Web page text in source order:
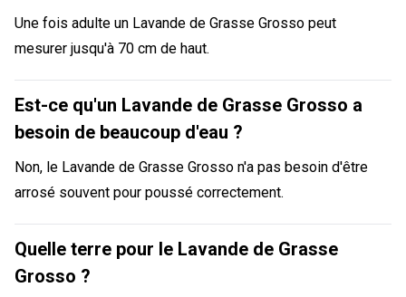
Une fois adulte un Lavande de Grasse Grosso peut
mesurer jusqu'à 70 cm de haut.
Est-ce qu'un Lavande de Grasse Grosso a
besoin de beaucoup d'eau ?
Non, le Lavande de Grasse Grosso n'a pas besoin d'être
arrosé souvent pour poussé correctement.
Quelle terre pour le Lavande de Grasse
Grosso ?